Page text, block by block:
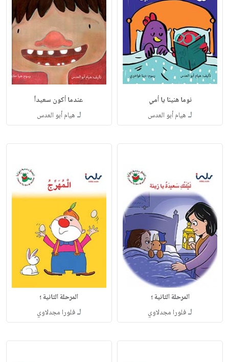
نوما هنيئا يا أمي
لـ هيام أبو العدس
عندما أكون سعيداً
لـ هيام أبو العدس
المرحلة الثانية ؛
لـفلورا مجدلاوي
المرحلة الثانية ؛
لـفلورا مجدلاوي